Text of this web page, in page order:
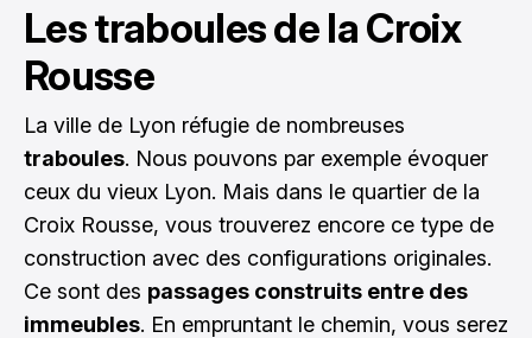
Les traboules de la Croix
Rousse
La ville de Lyon réfugie de nombreuses
traboules. Nous pouvons par exemple évoquer
ceux du vieux Lyon. Mais dans le quartier de la
Croix Rousse, vous trouverez encore ce type de
construction avec des configurations originales.
Ce sont des passages construits entre des
immeubles. En empruntant le chemin, vous serez